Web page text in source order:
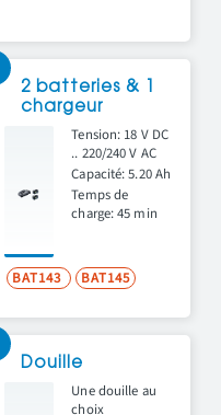
2 batteries & 1
chargeur
Tension: 18 V DC
.. 220/240 V AC
Capacité: 5.20 Ah
Temps de
charge: 45 min
BAT143 BAT145
Douille
Une douille au
choix